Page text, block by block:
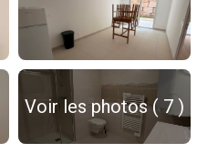
Voir les photos ( 7 )